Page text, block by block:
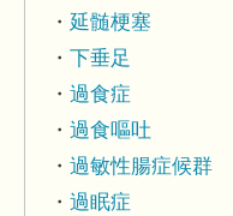
延髄梗塞
下垂足
過食症
過食嘔吐
過敏性腸症候群
過眠症